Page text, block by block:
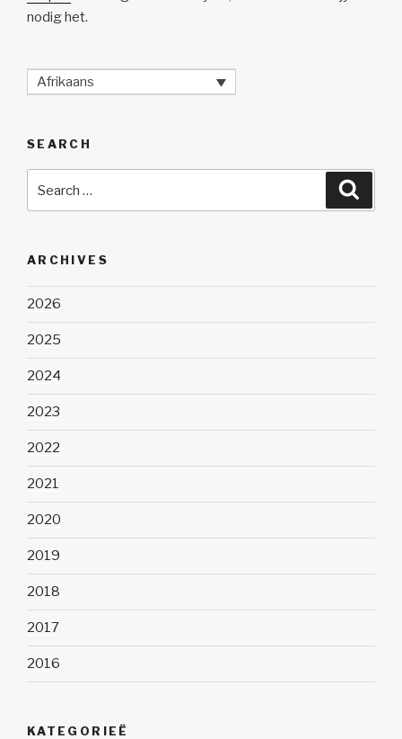
nodig het.
Afrikaans
SEARCH
for:
ARCHIVES
2026
2025
2024
2023
2022
2021
2020
2019
2018
2017
2016
KATEGORIEË